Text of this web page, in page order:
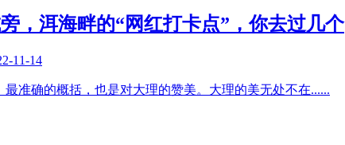
，洱海畔的“网红打卡点”，你去过几个
11-14
最准确的概括，也是对大理的赞美。大理的美无处不在......